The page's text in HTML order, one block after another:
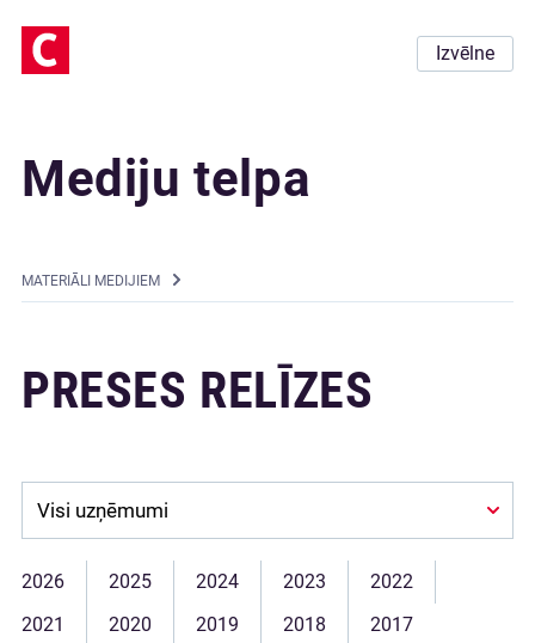
Izvēlne
Mediju telpa
MATERIĀLI MEDIJIEM
PRESES RELĪZES
Company:
2026 2025 2024 2023
2022
2021
2020 2019 2018 2017